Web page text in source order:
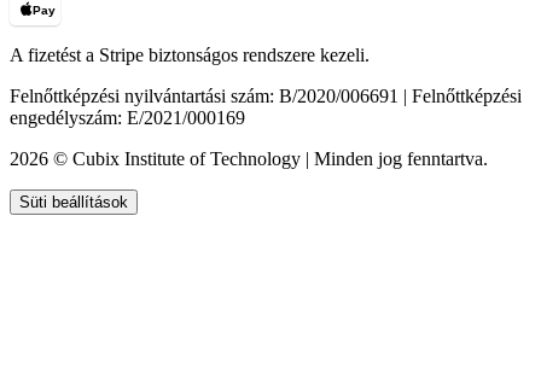
Pay
A fizetést a Stripe biztonságos rendszere kezeli.
Felnőttképzési nyilvántartási szám: B/2020/006691 | Felnőttképzési
engedélyszám: E/2021/000169
2026 © Cubix Institute of Technology | Minden jog fenntartva.
Süti beállítások